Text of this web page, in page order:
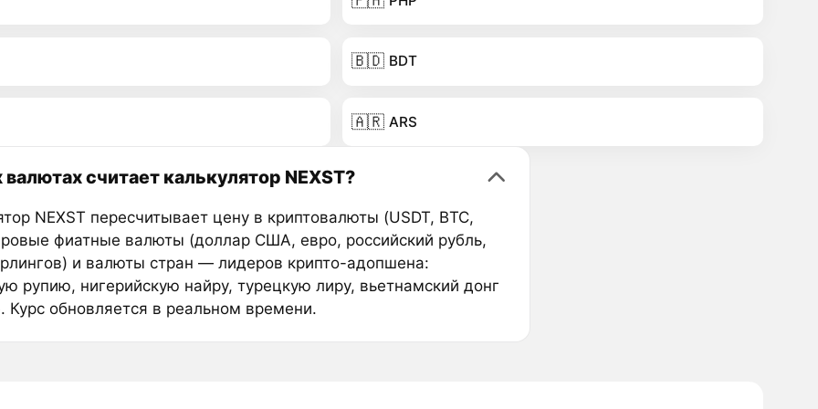
🇧🇩 BDT
🇦🇷 ARS
валютах считает калькулятор NEXST?
NEXST пересчитывает цену в криптовалюты (USDT, BTC,
фиатные валюты (доллар США, евро, российский рубль,
и валюты стран — лидеров крипто-адопшена:
рупию, нигерийскую найру, турецкую лиру, вьетнамский донг
Курс обновляется в реальном времени.